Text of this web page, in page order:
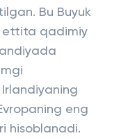
Bu Buyuk
ettita qadimiy
eng
hisoblanadi.